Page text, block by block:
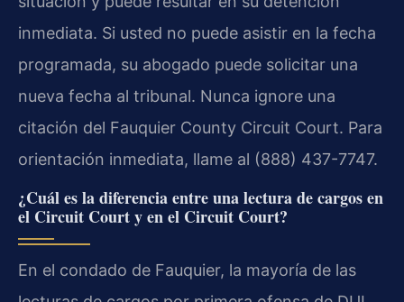
inmediata. Si usted no puede asistir en la fecha
programada, su abogado puede solicitar una
nueva fecha al tribunal. Nunca ignore una
citación del Fauquier County Circuit Court. Para
orientación inmediata, llame al (888) 437-7747.
¿Cuál es la diferencia entre una lectura de cargos en
el Circuit Court y en el Circuit Court?
En el condado de Fauquier, la mayoría de las